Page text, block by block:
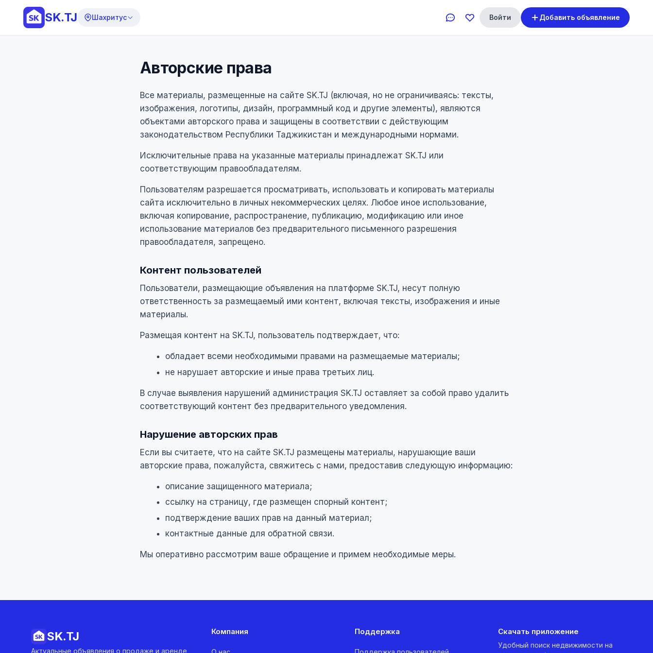
SK.TJ Шахритус Войти Добавить объявление
Авторские права
Все материалы, размещенные на сайте SK.TJ (включая, но не ограничиваясь: тексты,
изображения, логотипы, дизайн, программный код и другие элементы), являются
объектами авторского права и защищены в соответствии с действующим
законодательством Республики Таджикистан и международными нормами.
Исключительные права на указанные материалы принадлежат SK.TJ или
соответствующим правообладателям.
Пользователям разрешается просматривать, использовать и копировать материалы
сайта исключительно в личных некоммерческих целях. Любое иное использование,
включая копирование, распространение, публикацию, модификацию или иное
использование материалов без предварительного письменного разрешения
правообладателя, запрещено.
Контент пользователей
Пользователи, размещающие объявления на платформе SK.TJ, несут полную
ответственность за размещаемый ими контент, включая тексты, изображения и иные
материалы.
Размещая контент на SK.TJ, пользователь подтверждает, что:
обладает всеми необходимыми правами на размещаемые материалы;
не нарушает авторские и иные права третьих лиц.
В случае выявления нарушений администрация SK.TJ оставляет за собой право удалить
соответствующий контент без предварительного уведомления.
Нарушение авторских прав
Если вы считаете, что на сайте SK.TJ размещены материалы, нарушающие ваши
авторские права, пожалуйста, свяжитесь с нами, предоставив следующую информацию:
описание защищенного материала;
ссылку на страницу, где размещен спорный контент;
подтверждение ваших прав на данный материал;
контактные данные для обратной связи.
Мы оперативно рассмотрим ваше обращение и примем необходимые меры.
SK.TJ
Актуальные объявления о продаже и аренде
Компания Поддержка Скачать приложение
Удобный поиск недвижимости на